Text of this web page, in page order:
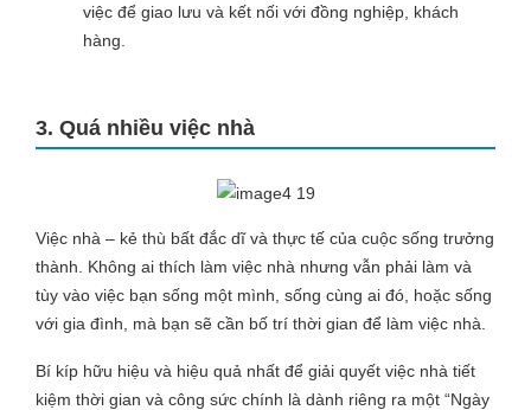
việc để giao lưu và kết nối với đồng nghiệp, khách
hàng.
3. Quá nhiều việc nhà
Việc nhà – kẻ thù bất đắc dĩ và thực tế của cuộc sống trưởng
thành. Không ai thích làm việc nhà nhưng vẫn phải làm và
tùy vào việc bạn sống một mình, sống cùng ai đó, hoặc sống
với gia đình, mà bạn sẽ cần bố trí thời gian để làm việc nhà.
Bí kíp hữu hiệu và hiệu quả nhất để giải quyết việc nhà tiết
kiệm thời gian và công sức chính là dành riêng ra một “Ngày